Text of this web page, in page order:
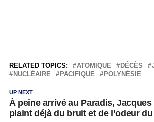
RELATED TOPICS: ATOMIQUE DÉCÈS
NUCLÉAIRE
PACIFIQUE POLYNÉSIE
UP NEXT
À peine arrivé au Paradis,
plaint déjà du bruit et de l’odeur